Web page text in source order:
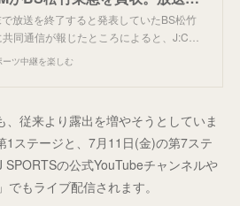
放送を終了すると発表していたBS松竹
同通信が報じたところによると、J:C…
ツ中継を楽しむ
従来より露出を増やそうとしていま
1ステージと、7月11日(金)の第7ステ
の公式YouTubeチャンネルや
でもライブ配信されます。